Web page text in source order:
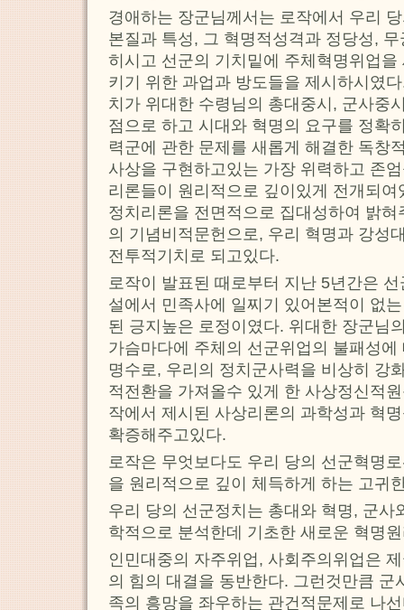
경애하는 장군님께서는 로작에서 우리
본질과 특성, 그 혁명적성격과 정당성,
히시고 선군의 기치밑에 주체혁명위업
키기 위한 과업과 방도들을 제시하시였
치가 위대한 수령님의 총대중시, 군사중
점으로 하고 시대와 혁명의 요구를 정확
력군에 관한 문제를 새롭게 해결한 독창
사상을 구현하고있는 가장 위력하고 존
리론들이 원리적으로 깊이있게 전개되
정치리론을 전면적으로 집대성하여 밝
의 기념비적문헌으로, 우리 혁명과 강성
전투적기치로 되고있다.
로작이 발표된 때로부터 지난 5년간은
설에서 민족사에 일찌기 있어본적이 없
된 긍지높은 로정이였다. 위대한 장군님
가슴마다에 주체의 선군위업의 불패성
명수로, 우리의 정치군사력을 비상히 강
적전환을 가져올수 있게 한 사상정신적
작에서 제시된 사상리론의 과학성과 혁
확증해주고있다.
로작은 무엇보다도 우리 당의 선군혁명
을 원리적으로 깊이 체득하게 하는 고귀
우리 당의 선군정치는 총대와 혁명, 군사
학적으로 분석한데 기초한 새로운 혁명
인민대중의 자주위업, 사회주의위업은
의 힘의 대결을 동반한다. 그런것만큼 군
족의 흥망을 좌우하는 관건적문제로 나